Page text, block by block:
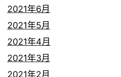
2021年6月
2021年5月
2021年4月
2021年3月
2021年2月